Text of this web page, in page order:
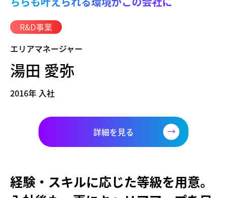
R&D事業
エリアマネージャー
湯田 愛弥
2016年 入社
詳細を見る
経験・スキルに応じた等級を用意。